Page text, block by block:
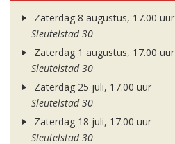
Zaterdag 8 augustus, 17.00 uur
Sleutelstad 30
Zaterdag 1 augustus, 17.00 uur
Sleutelstad 30
Zaterdag 25 juli, 17.00 uur
Sleutelstad 30
Zaterdag 18 juli, 17.00 uur
Sleutelstad 30